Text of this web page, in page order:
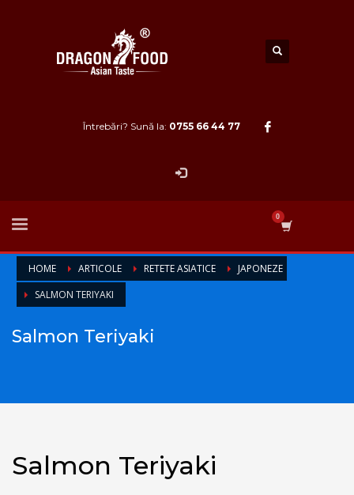
Întrebări? Sună la: 0755 66 44 77
HOME ARTICOLE RETETE ASIATICE
JAPONEZE
SALMON TERIYAKI
Salmon Teriyaki
Salmon Teriyaki